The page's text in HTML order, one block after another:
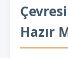
Hazır